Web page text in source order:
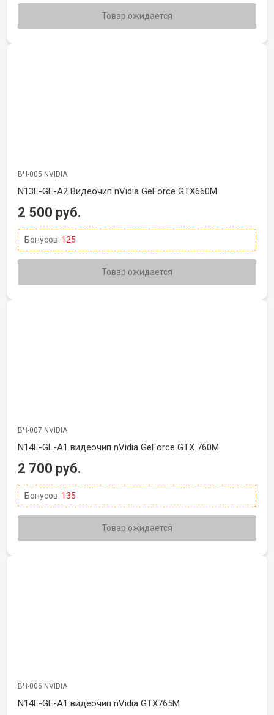
Товар ожидается
ВЧ-005 NVIDIA
N13E-GE-A2 Видеочип nVidia GeForce GTX660M
2 500 руб.
Бонусов: 125
Товар ожидается
ВЧ-007 NVIDIA
N14E-GL-A1 видеочип nVidia GeForce GTX 760M
2 700 руб.
Бонусов: 135
Товар ожидается
ВЧ-006 NVIDIA
N14E-GE-A1 видеочип nVidia GTX765M